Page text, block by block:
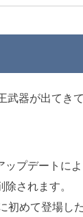
武器が出てき
ップデートに
されます。
初めて登場し